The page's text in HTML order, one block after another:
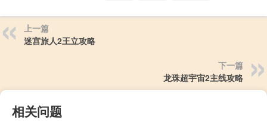
上一篇
迷宫旅人2王立攻略
下一篇
龙珠超宇宙2主线攻略
相关问题